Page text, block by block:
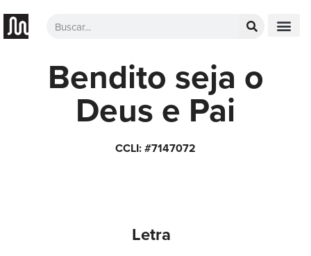
Bendito seja o
Deus e Pai
CCLI: #7147072
Letra